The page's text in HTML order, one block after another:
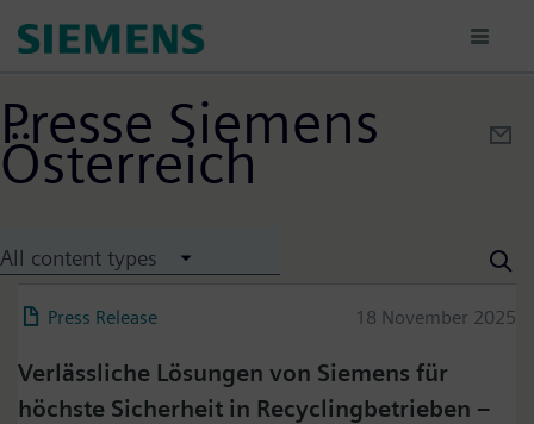
content
Presse Siemens
Österreich
All content types
Press Release 18 November 2025
Verlässliche Lösungen von Siemens für
höchste Sicherheit in Recyclingbetrieben –